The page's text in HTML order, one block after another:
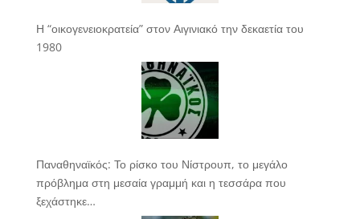
Η “οικογενειοκρατεία” στον Αιγινιακό την δεκαετία του
1980
Παναθηναϊκός: Το ρίσκο του Νίστρουπ, το μεγάλο
πρόβλημα στη μεσαία γραμμή και η τεσσάρα που
ξεχάστηκε…